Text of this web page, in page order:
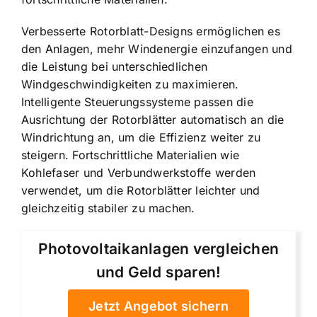
Verbesserte Rotorblatt-Designs ermöglichen es
den Anlagen, mehr Windenergie einzufangen und
die Leistung bei unterschiedlichen
Windgeschwindigkeiten zu maximieren.
Intelligente Steuerungssysteme passen die
Ausrichtung der Rotorblätter automatisch an die
Windrichtung an, um die Effizienz weiter zu
steigern. Fortschrittliche Materialien wie
Kohlefaser und Verbundwerkstoffe werden
verwendet, um die Rotorblätter leichter und
gleichzeitig stabiler zu machen.
Photovoltaikanlagen vergleichen
und Geld sparen!
Jetzt Angebot sichern